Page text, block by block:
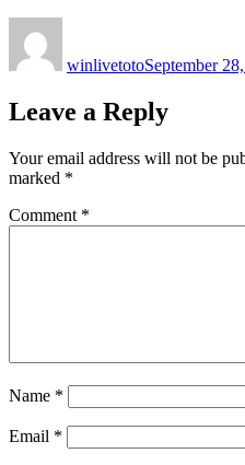
winlivetotoSeptember
Leave a Reply
Your email address will not be
marked *
Comment *
Name *
Email *